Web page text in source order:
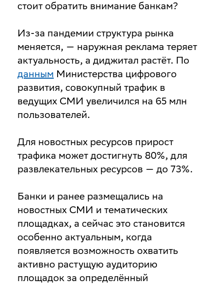
стоит обратить внимание банкам?
Из-за пандемии структура рынка
меняется, — наружная реклама теряет
актуальность, а диджитал растёт. По
данным Министерства цифрового
развития, совокупный трафик в
ведущих СМИ увеличился на 65 млн
пользователей.
Для новостных ресурсов прирост
трафика может достигнуть 80%, для
развлекательных ресурсов — до 73%.
Банки и ранее размещались на
новостных СМИ и тематических
площадках, а сейчас это становится
особенно актуальным, когда
появляется возможность охватить
активно растущую аудиторию
площадок за определённый